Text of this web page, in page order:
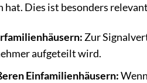
hat. Dies ist besonders
Zur
aufgeteilt wird.
Einfamilienhäusern: